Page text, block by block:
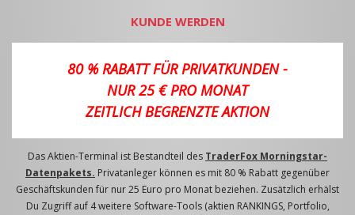
KUNDE WERDEN
80 % RABATT FÜR PRIVATKUNDEN -
NUR 25 € PRO MONAT
ZEITLICH BEGRENZTE AKTION
Das Aktien-Terminal ist Bestandteil des TraderFox Morningstar-
Datenpakets. Privatanleger können es mit 80 % Rabatt gegenüber
Geschäftskunden für nur 25 Euro pro Monat beziehen. Zusätzlich erhälst
Du Zugriff auf 4 weitere Software-Tools (aktien RANKINGS, Portfolio,